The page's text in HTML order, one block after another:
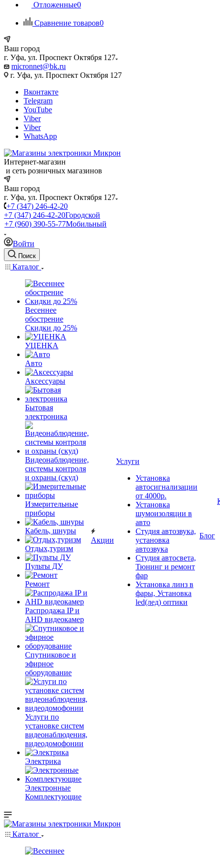
Отложенные0
Сравнение товаров0
Ваш город
г. Уфа, ул. Проспект Октября 127
micronnet@bk.ru
г. Уфа, ул. Проспект Октября 127
Вконтакте
Telegram
YouTube
Viber
Viber
WhatsApp
Интернет-магазин
и сеть розничных магазинов
Ваш город
г. Уфа, ул. Проспект Октября 127
+7 (347) 246-42-20
+7 (347) 246-42-20Городской
+7 (960) 390-55-77Мобильный
Войти
Поиск
Каталог
Весеннее
обострение
Скидки до 25%
УЦЕНКА
Авто
Аксессуары
Бытовая
электроника
Видеонаблюдение,
системы контроля
и охраны (скуд)
Измерительные
приборы
Кабель, шнуры
Отдых,туризм
Пульты ДУ
Ремонт
Распродажа IP и
AHD видеокамер
Спутниковое и
эфирное
оборудование
Услуги по
установке систем
видеонаблюдения,
видеодомофонии
Электрика
Электронные
Комплектующие
Акции
Услуги
Установка
автосигнализации
от 4000р.
Установка
шумоизоляции в
авто
Студия автозвука,
установка
автозвука
Студия автосвета,
Тюнинг и ремонт
фар
Установка линз в
фары, Установка
led(лед) оптики
Блог
Каталог